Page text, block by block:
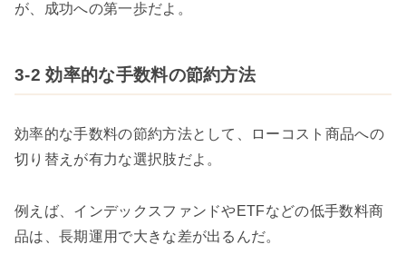
が、成功への第一歩だよ。
3-2 効率的な手数料の節約方法
効率的な手数料の節約方法として、ローコスト商品への
切り替えが有力な選択肢だよ。
例えば、インデックスファンドやETFなどの低手数料商
品は、長期運用で大きな差が出るんだ。